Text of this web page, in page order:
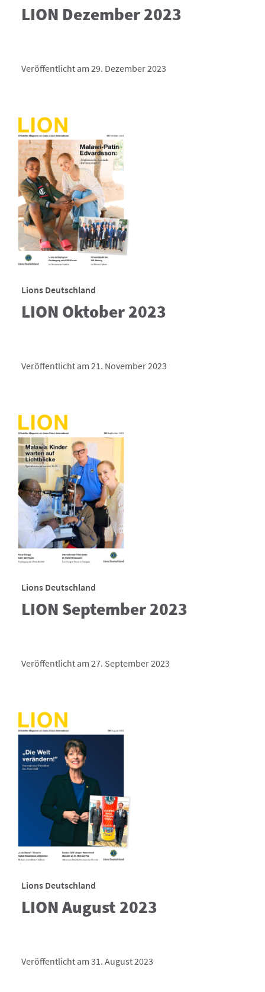
LION Dezember 2023
Veröffentlicht am 29. Dezember 2023
Lions Deutschland
LION Oktober 2023
Veröffentlicht am 21. November 2023
Lions Deutschland
LION September 2023
Veröffentlicht am 27. September 2023
Lions Deutschland
LION August 2023
Veröffentlicht am 31. August 2023